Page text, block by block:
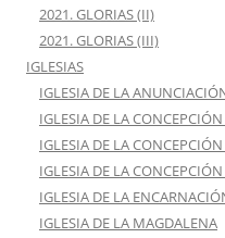
2021. GLORIAS (II)
2021. GLORIAS (III)
IGLESIAS
IGLESIA DE LA
IGLESIA DE LA
IGLESIA DE LA
IGLESIA DE LA
IGLESIA DE LA
IGLESIA DE LA MAGDALENA